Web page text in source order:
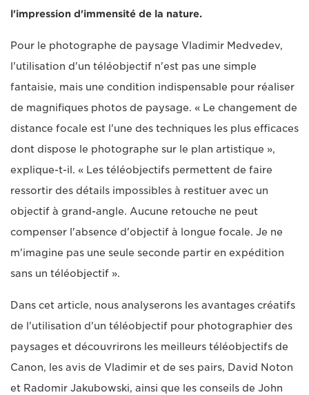
l'impression d'immensité de la nature.
Pour le photographe de paysage Vladimir Medvedev,
l'utilisation d'un téléobjectif n'est pas une simple
fantaisie, mais une condition indispensable pour réaliser
de magnifiques photos de paysage. « Le changement de
distance focale est l'une des techniques les plus efficaces
dont dispose le photographe sur le plan artistique »,
explique-t-il. « Les téléobjectifs permettent de faire
ressortir des détails impossibles à restituer avec un
objectif à grand-angle. Aucune retouche ne peut
compenser l'absence d'objectif à longue focale. Je ne
m'imagine pas une seule seconde partir en expédition
sans un téléobjectif ».
Dans cet article, nous analyserons les avantages créatifs
de l'utilisation d'un téléobjectif pour photographier des
paysages et découvrirons les meilleurs téléobjectifs de
Canon, les avis de Vladimir et de ses pairs, David Noton
et Radomir Jakubowski, ainsi que les conseils de John